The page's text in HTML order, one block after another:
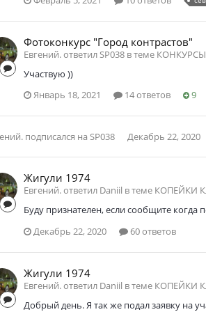
Фотоконкурс "Город контрастов"
Евгений. ответил SP038 в теме КОНКУРСЫ
Участвую ))
Январь 18, 2021
14 ответов 9
подписался на SP038 Декабрь 22, 2020
Жигули 1974
Евгений. ответил Daniil в теме КОПЕЙКИ
Буду признателен, если сообщите когда
Декабрь 22, 2020
60 ответов
Жигули 1974
Евгений. ответил Daniil в теме КОПЕЙКИ
Добрый день. Я так же подал заявку на